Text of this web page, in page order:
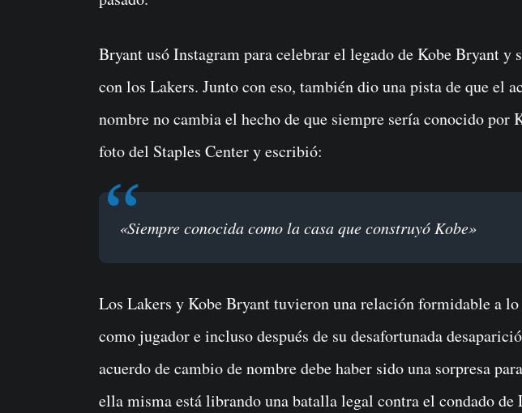
Bryant usó Instagram para celebrar el legado de Kobe Bryant y
con los Lakers. Junto con eso, también dio una pista de que el
nombre no cambia el hecho de que siempre sería conocido por
foto del Staples Center y escribió:
«Siempre conocida como la casa que construyó Kobe»
Los Lakers y Kobe Bryant tuvieron una relación formidable a
como jugador e incluso después de su desafortunada
acuerdo de cambio de nombre debe haber sido una sorpresa
ella misma está librando una batalla legal contra el condado de